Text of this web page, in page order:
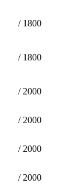
/ 1800
/ 1800
/ 2000
/ 2000
/ 2000
/ 2000